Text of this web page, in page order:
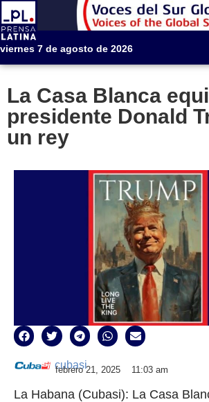
viernes 7 de agosto de 2026
La Casa Blanca
presidente Donald
un rey
cubasi
febrero 21, 2025 11:03 am
La Habana (Cubasi): La Casa